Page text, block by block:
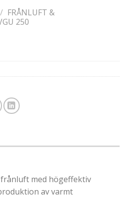
/ FRÅNLUFT &
250
frånluft med högeffektiv
av varmt